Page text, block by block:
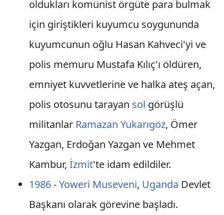
oldukları komünist örgüte para bulmak
için giriştikleri kuyumcu soygununda
kuyumcunun oğlu Hasan Kahveci'yi ve
polis memuru Mustafa Kılıç'ı öldüren,
emniyet kuvvetlerine ve halka ateş açan,
polis otosunu tarayan sol görüşlü
militanlar Ramazan Yukarıgöz, Ömer
Yazgan, Erdoğan Yazgan ve Mehmet
Kambur, İzmit'te idam edildiler.
1986-Yoweri Museveni, Uganda Devlet
Başkanı olarak görevine başladı.